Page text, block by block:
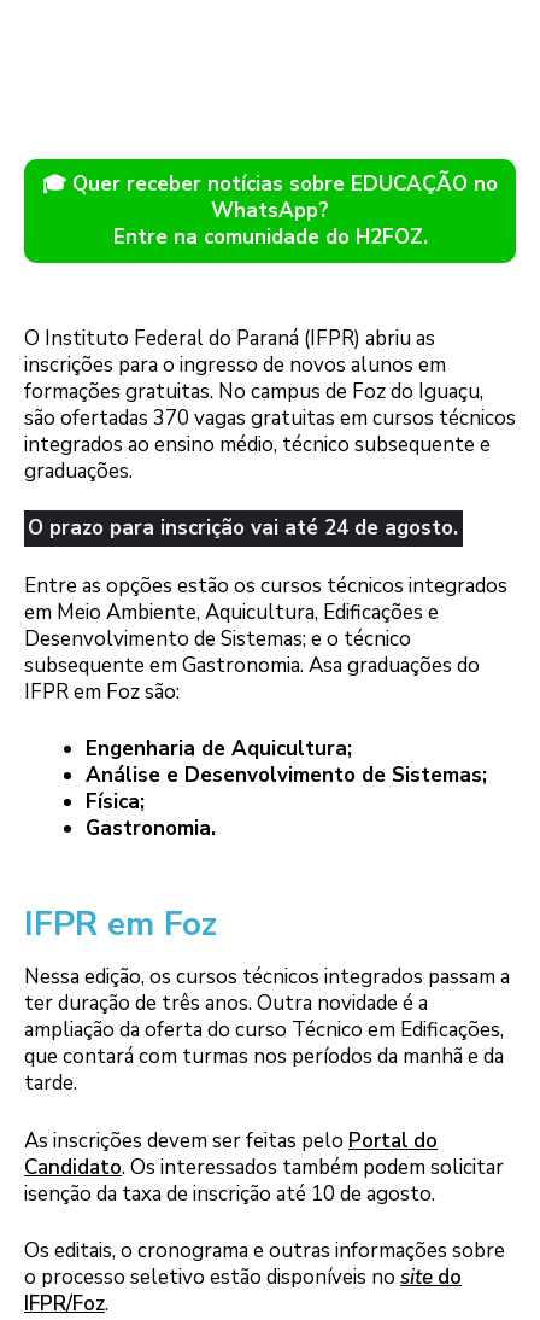
🎓 Quer receber notícias sobre EDUCAÇÃO no
WhatsApp?
Entre na comunidade do H2FOZ.
O Instituto Federal do Paraná (IFPR) abriu as
inscrições para o ingresso de novos alunos em
formações gratuitas. No campus de Foz do Iguaçu,
são ofertadas 370 vagas gratuitas em cursos técnicos
integrados ao ensino médio, técnico subsequente e
graduações.
O prazo para inscrição vai até 24 de agosto.
Entre as opções estão os cursos técnicos integrados
em Meio Ambiente, Aquicultura, Edificações e
Desenvolvimento de Sistemas; e o técnico
subsequente em Gastronomia. Asa graduações do
IFPR em Foz são:
Engenharia de Aquicultura;
Análise e Desenvolvimento de Sistemas;
Física;
Gastronomia.
IFPR em Foz
Nessa edição, os cursos técnicos integrados passam a
ter duração de três anos. Outra novidade é a
ampliação da oferta do curso Técnico em Edificações,
que contará com turmas nos períodos da manhã e da
tarde.
As inscrições devem ser feitas pelo Portal do
Candidato. Os interessados também podem solicitar
isenção da taxa de inscrição até 10 de agosto.
Os editais, o cronograma e outras informações sobre
o processo seletivo estão disponíveis no site do
IFPR/Foz.